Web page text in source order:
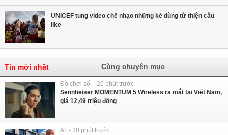
UNICEF tung video chế nhạo những kẻ dùng từ thiện câu
like
Tin mới nhất Cùng chuyên mục
Đồ chơi số - 26 phút trước
Sennheiser MOMENTUM 5 Wireless ra mắt tại Việt Nam,
giá 12,49 triệu đồng
AI - 30 phút trước